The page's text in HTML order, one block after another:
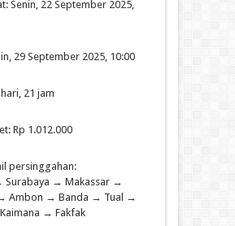
Senin, 22 September 2025,
29 September 2025, 10:00
21 jam
Rp 1.012.000
persinggahan:
Surabaya → Makassar →
Ambon → Banda → Tual →
→ Fakfak